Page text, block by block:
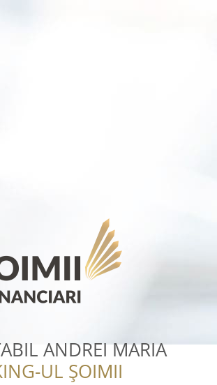
ANDREI MARIA
UL ȘOIMII